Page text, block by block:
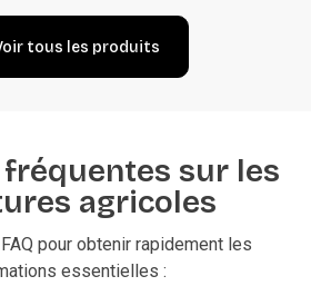
tous les produits
sur les
agricoles
pour obtenir rapidement les
essentielles :